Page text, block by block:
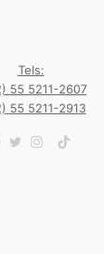
Tels:
55 5211-2607
55 5211-2913
TikTok